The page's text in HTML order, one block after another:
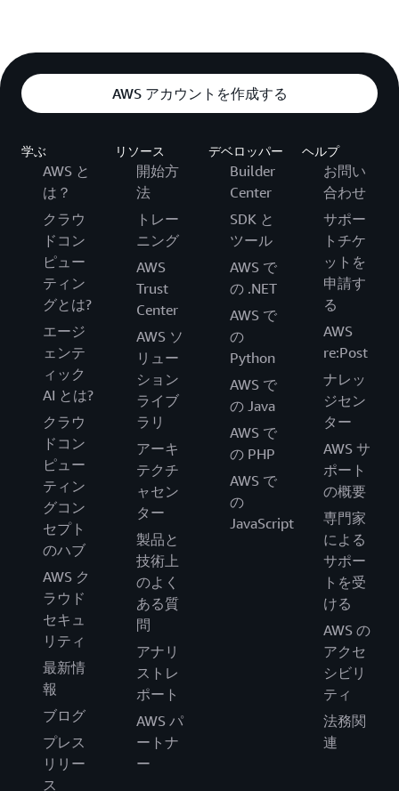
AWS アカウントを作成する
学ぶ
AWS と
は？
クラウ
ドコン
ピュー
ティン
グとは?
エージ
ェンテ
ィック
AI とは?
クラウ
ドコン
ピュー
ティン
グコン
セプト
のハブ
AWS ク
ラウド
セキュ
リティ
最新情
報
ブログ
プレス
リリー
ス
リソース
開始方
法
トレー
ニング
AWS
Trust
Center
AWS ソ
リュー
ション
ライブ
ラリ
アーキ
テクチ
ャセン
ター
製品と
技術上
のよく
ある質
問
アナリ
ストレ
ポート
AWS パ
ートナ
ー
デベロッパー
Builder
Center
SDK と
ツール
AWS で
の .NET
AWS で
の
Python
AWS で
の Java
AWS で
の PHP
AWS で
の
JavaScript
ヘルプ
お問い
合わせ
サポー
トチケ
ットを
申請す
る
AWS
re:Post
ナレッ
ジセン
ター
AWS サ
ポート
の概要
専門家
による
サポー
トを受
ける
AWS の
アクセ
シビリ
ティ
法務関
連